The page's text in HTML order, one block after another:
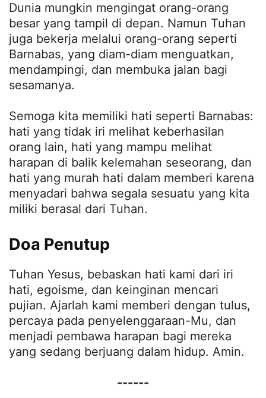
Dunia mungkin mengingat orang-orang
besar yang tampil di depan. Namun Tuhan
juga bekerja melalui orang-orang seperti
Barnabas, yang diam-diam menguatkan,
mendampingi, dan membuka jalan bagi
sesamanya.
Semoga kita memiliki hati seperti Barnabas:
hati yang tidak iri melihat keberhasilan
orang lain, hati yang mampu melihat
harapan di balik kelemahan seseorang, dan
hati yang murah hati dalam memberi karena
menyadari bahwa segala sesuatu yang kita
miliki berasal dari Tuhan.
Doa Penutup
Tuhan Yesus, bebaskan hati kami dari iri
hati, egoisme, dan keinginan mencari
pujian. Ajarlah kami memberi dengan tulus,
percaya pada penyelenggaraan-Mu, dan
menjadi pembawa harapan bagi mereka
yang sedang berjuang dalam hidup. Amin.
------